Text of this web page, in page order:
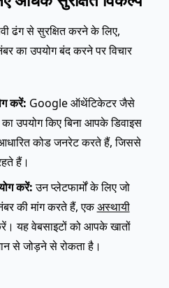
ढंग से सुरक्षित करने के लिए,
का उपयोग बंद करने पर विचार
करें: Google ऑथेंटिकेटर जैसे
उपयोग किए बिना आपके डिवाइस
कोड जनरेट करते हैं, जिससे
हैं।
करें:उन प्लेटफार्मों के लिए जो
की मांग करते हैं, एकअस्थायी
यह वेबसाइटों को आपके खातों
से जोड़ने से रोकता है।